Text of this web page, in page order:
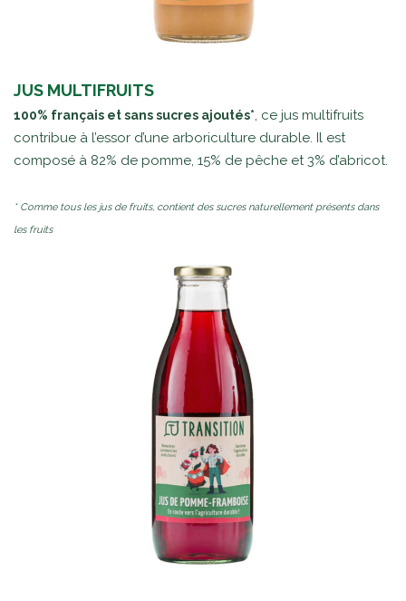
JUS MULTIFRUITS
100% français et sans sucres ajoutés*, ce jus multifruits
contribue à l’essor d’une arboriculture durable. Il est
composé à 82% de pomme, 15% de pêche et 3% d’abricot.
* Comme tous les jus de fruits, contient des sucres naturellement présents dans
les fruits